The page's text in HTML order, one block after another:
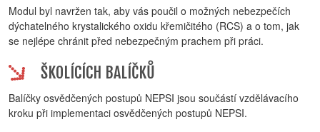
Modul byl navržen tak, aby vás poučil o možných nebezpečích
dýchatelného krystalického oxidu křemičitého (RCS) a o tom, jak
se nejlépe chránit před nebezpečným prachem při práci.
ŠKOLÍCÍCH BALÍČKŮ
Balíčky osvědčených postupů NEPSI jsou součástí vzdělávacího
kroku při implementaci osvědčených postupů NEPSI.